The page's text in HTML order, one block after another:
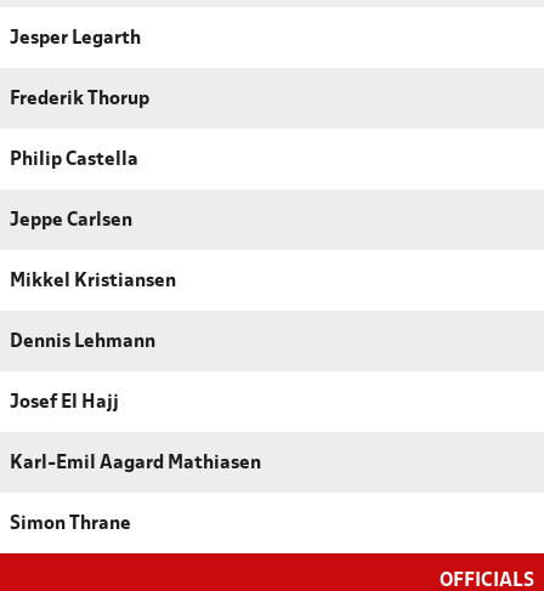
Jesper Legarth
Frederik Thorup
Philip Castella
Jeppe Carlsen
Mikkel Kristiansen
Dennis Lehmann
Josef El Hajj
Karl-Emil Aagard Mathiasen
Simon Thrane
OFFICIALS